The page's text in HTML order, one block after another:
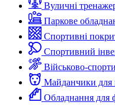
Вуличні
Паркове
Спортивні
Спортивний
Військово-
Майданчики для
Обладнання для